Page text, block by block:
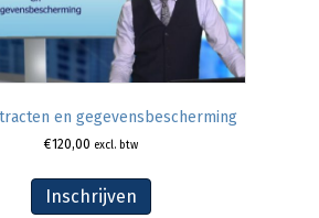
en gegevensbescherming
€120,00 excl. btw
Inschrijven